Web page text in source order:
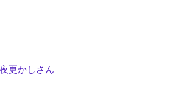
更かしさん